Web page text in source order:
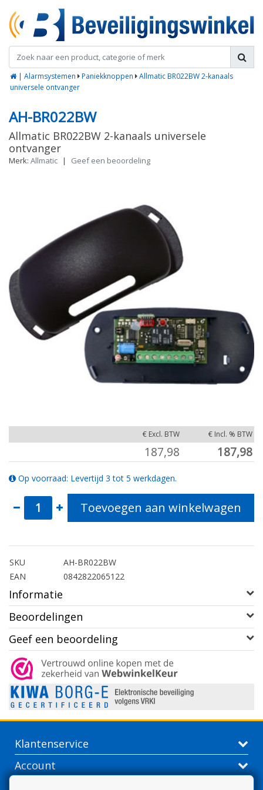
| Alarmsystemen Paniekknoppen
Allmatic BR022BW 2-kanaals
universele ontvanger
AH-BR022BW
Allmatic BR022BW 2-kanaals universele
ontvanger
Merk: Allmatic | Geef een beoordeling
€ Excl. BTW € Incl. % BTW
187,98 187,98
Op voorraad: Levertijd 3 tot 5 werkdagen.
Toevoegen aan winkelwagen
SKU
AH-BR022BW
EAN
0842822065122
Informatie
Beoordelingen
Geef een beoordeling
Klantenservice
Account